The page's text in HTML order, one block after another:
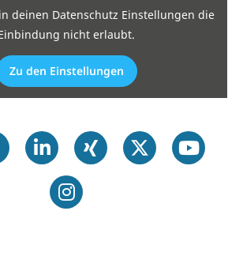
deinen Datenschutz Einstellungen die
nicht erlaubt.
Zu den Einstellungen